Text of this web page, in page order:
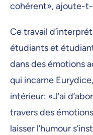
cohérent», ajoute-
Ce travail
étudiants et
dans des émotions
qui incarne
intérieur: «J’ai
travers des
laisser l’humour